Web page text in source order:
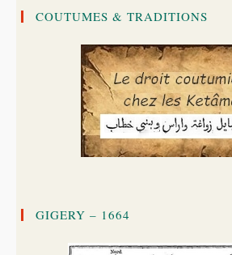
COUTUMES & TRADITIONS
GIGERY – 1664